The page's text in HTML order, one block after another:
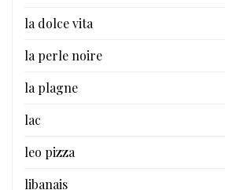
la dolce vita
la perle noire
la plagne
lac
leo pizza
libanais